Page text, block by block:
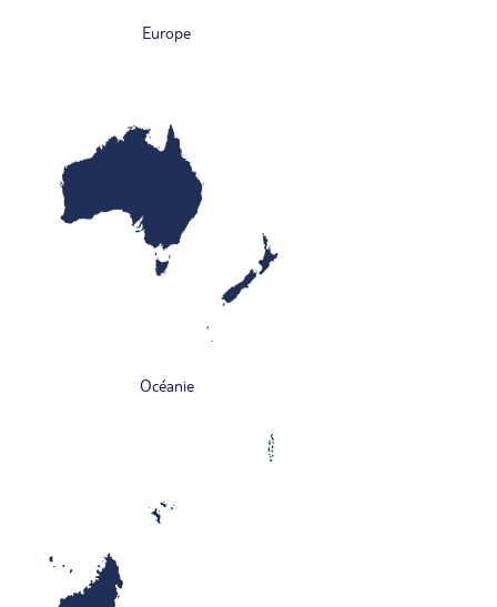
Europe
Océanie